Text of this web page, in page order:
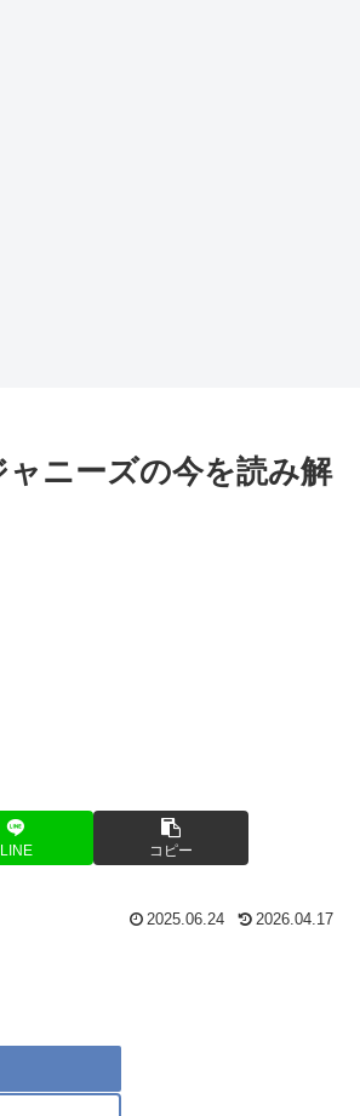
ャニーズの今を読み解
LINE コピー
2025.06.24 2026.04.17